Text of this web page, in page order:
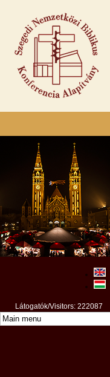
Látogatók/Visitors: 222087